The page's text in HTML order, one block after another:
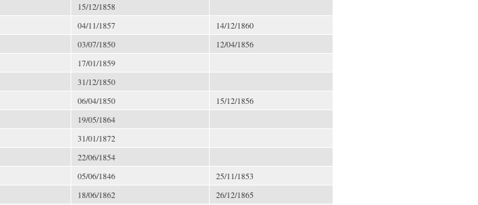
15/12/1858
04/11/1857
14/12/1860
03/07/1850
12/04/1856
17/01/1859
31/12/1850
06/04/1850
15/12/1856
19/05/1864
31/01/1872
22/06/1854
05/06/1846
25/11/1853
18/06/1862
26/12/1865